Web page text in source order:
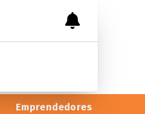
Emprendedores